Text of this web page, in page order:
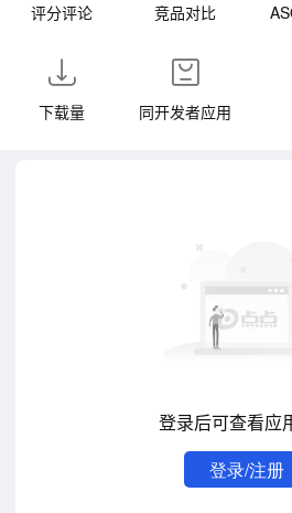
评分评论 竞品对比
下载量 同开发者应用
登录后可查看应
登录/注册